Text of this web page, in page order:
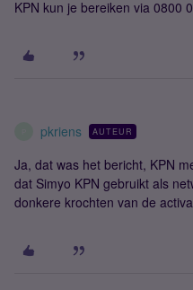
KPN kun je bereiken via 0800
pkriens AUTEUR
Ja, dat was het bericht, KPN
dat Simyo KPN gebruikt als
donkere krochten van de